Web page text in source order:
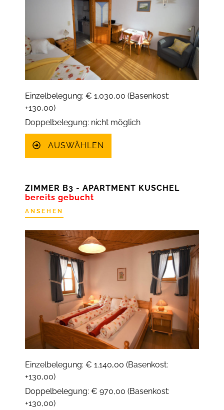
Einzelbelegung: € 1.030,00 (Basenkost:
+130,00)
Doppelbelegung: nicht möglich
AUSWÄHLEN
ZIMMER B3 - APARTMENT KUSCHEL
bereits gebucht
ANSEHEN
Einzelbelegung: € 1.140,00 (Basenkost:
+130,00)
Doppelbelegung: € 970,00 (Basenkost:
+130,00)